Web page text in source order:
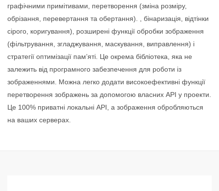
графічними примітивами, перетворення (зміна розміру,
обрізання, перевертання та обертання). , бінаризація, відтінки
сірого, коригування), розширені функції обробки зображення
(фільтрування, згладжування, маскування, виправлення) і
стратегії оптимізації пам’яті. Це окрема бібліотека, яка не
залежить від програмного забезпечення для роботи із
зображеннями. Можна легко додати високоефективні функції
перетворення зображень за допомогою власних API у проекти.
Це 100% приватні локальні API, а зображення обробляються
на ваших серверах.